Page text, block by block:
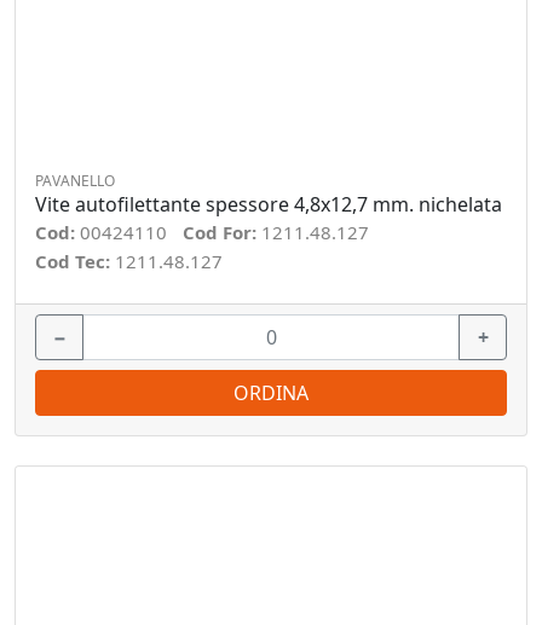
PAVANELLO
Vite autofilettante spessore 4,8x12,7 mm. nichelata
Cod: 00424110 Cod For: 1211.48.127
Cod Tec: 1211.48.127
− +
ORDINA